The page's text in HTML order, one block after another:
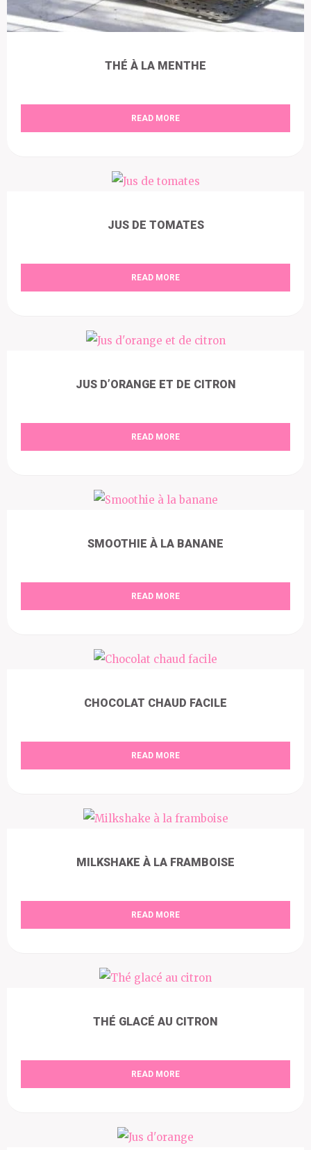
THÉ À LA MENTHE
READ MORE
JUS DE TOMATES
READ MORE
JUS D’ORANGE ET DE CITRON
READ MORE
SMOOTHIE À LA BANANE
READ MORE
CHOCOLAT CHAUD FACILE
READ MORE
MILKSHAKE À LA FRAMBOISE
READ MORE
THÉ GLACÉ AU CITRON
READ MORE